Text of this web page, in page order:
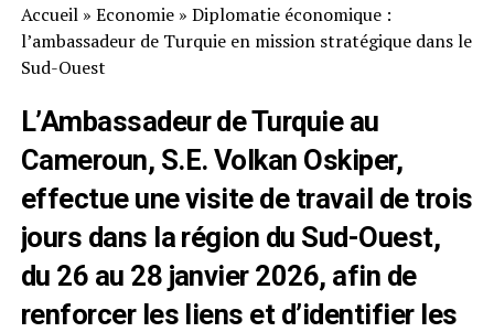
Accueil» Economie» Diplomatie économique :
l’ambassadeur de Turquie en mission stratégique dans le
Sud-Ouest
L’Ambassadeur de Turquie au
Cameroun, S.E. Volkan Oskiper,
effectue une visite de travail de trois
jours dans la région du Sud-Ouest,
du 26 au 28 janvier 2026, afin de
renforcer les liens et d’identifier les